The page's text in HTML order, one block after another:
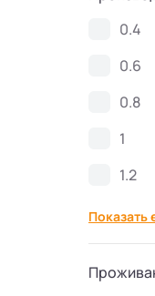
Септики
0.4
0.6
0.8
1
1.2
Показать